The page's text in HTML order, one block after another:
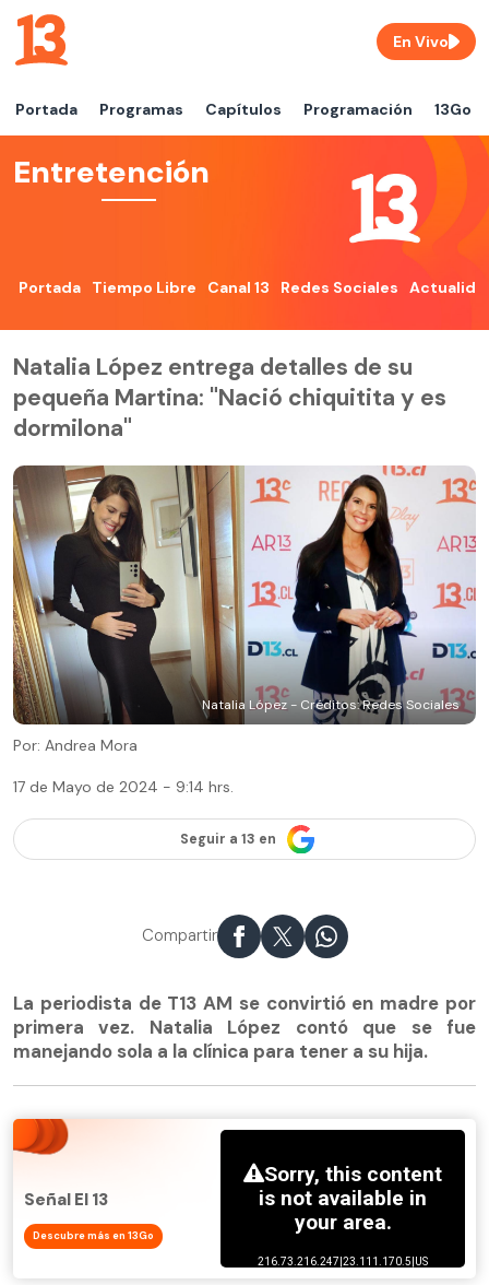
Portada Programas Capítulos Programación 13Go
En Vivo
Entretención
Portada Tiempo Libre Canal 13 Redes Sociales
Natalia López entrega detalles de su
pequeña Martina: "Nació chiquitita y es
dormilona"
Natalia López - Créditos: Redes Sociales
Por: Andrea Mora
17 de Mayo de 2024 - 9:14 hrs.
Seguir a 13 en
Compartir
La periodista de T13 AM se convirtió en madre por
primera vez. Natalia López contó que se fue
manejando sola a la clínica para tener a su hija.
Señal El 13
Descubre más en 13Go